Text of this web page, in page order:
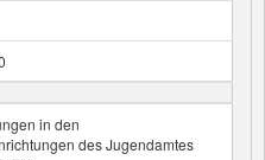
in den
des Jugendamtes